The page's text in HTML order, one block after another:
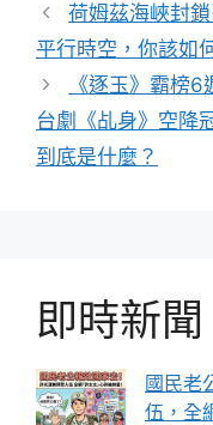
荷姆茲海峽封
平行時空，你該如
《逐玉》霸榜
台劇《乩身》空降
到底是什麼？
即時新聞
國民老
伍，全